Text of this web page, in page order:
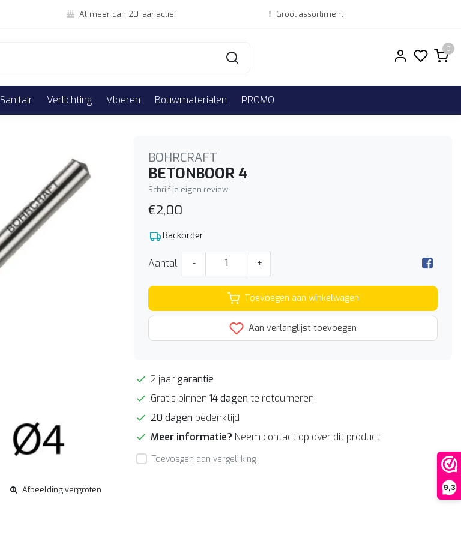
9,3
Al meer dan 20 jaar actief Groot assortiment
0
Sanitair Verlichting Vloeren Bouwmaterialen PROMO
Afbeelding vergroten
BOHRCRAFT
BETONBOOR 4
Schrijf je eigen review
€2,00
Backorder
Aantal - +
Toevoegen aan winkelwagen
Aan verlanglijst toevoegen
2 jaar garantie
Gratis binnen 14 dagen te retourneren
20 dagen bedenktijd
Meer informatie? Neem contact op over dit product
Toevoegen aan vergelijking